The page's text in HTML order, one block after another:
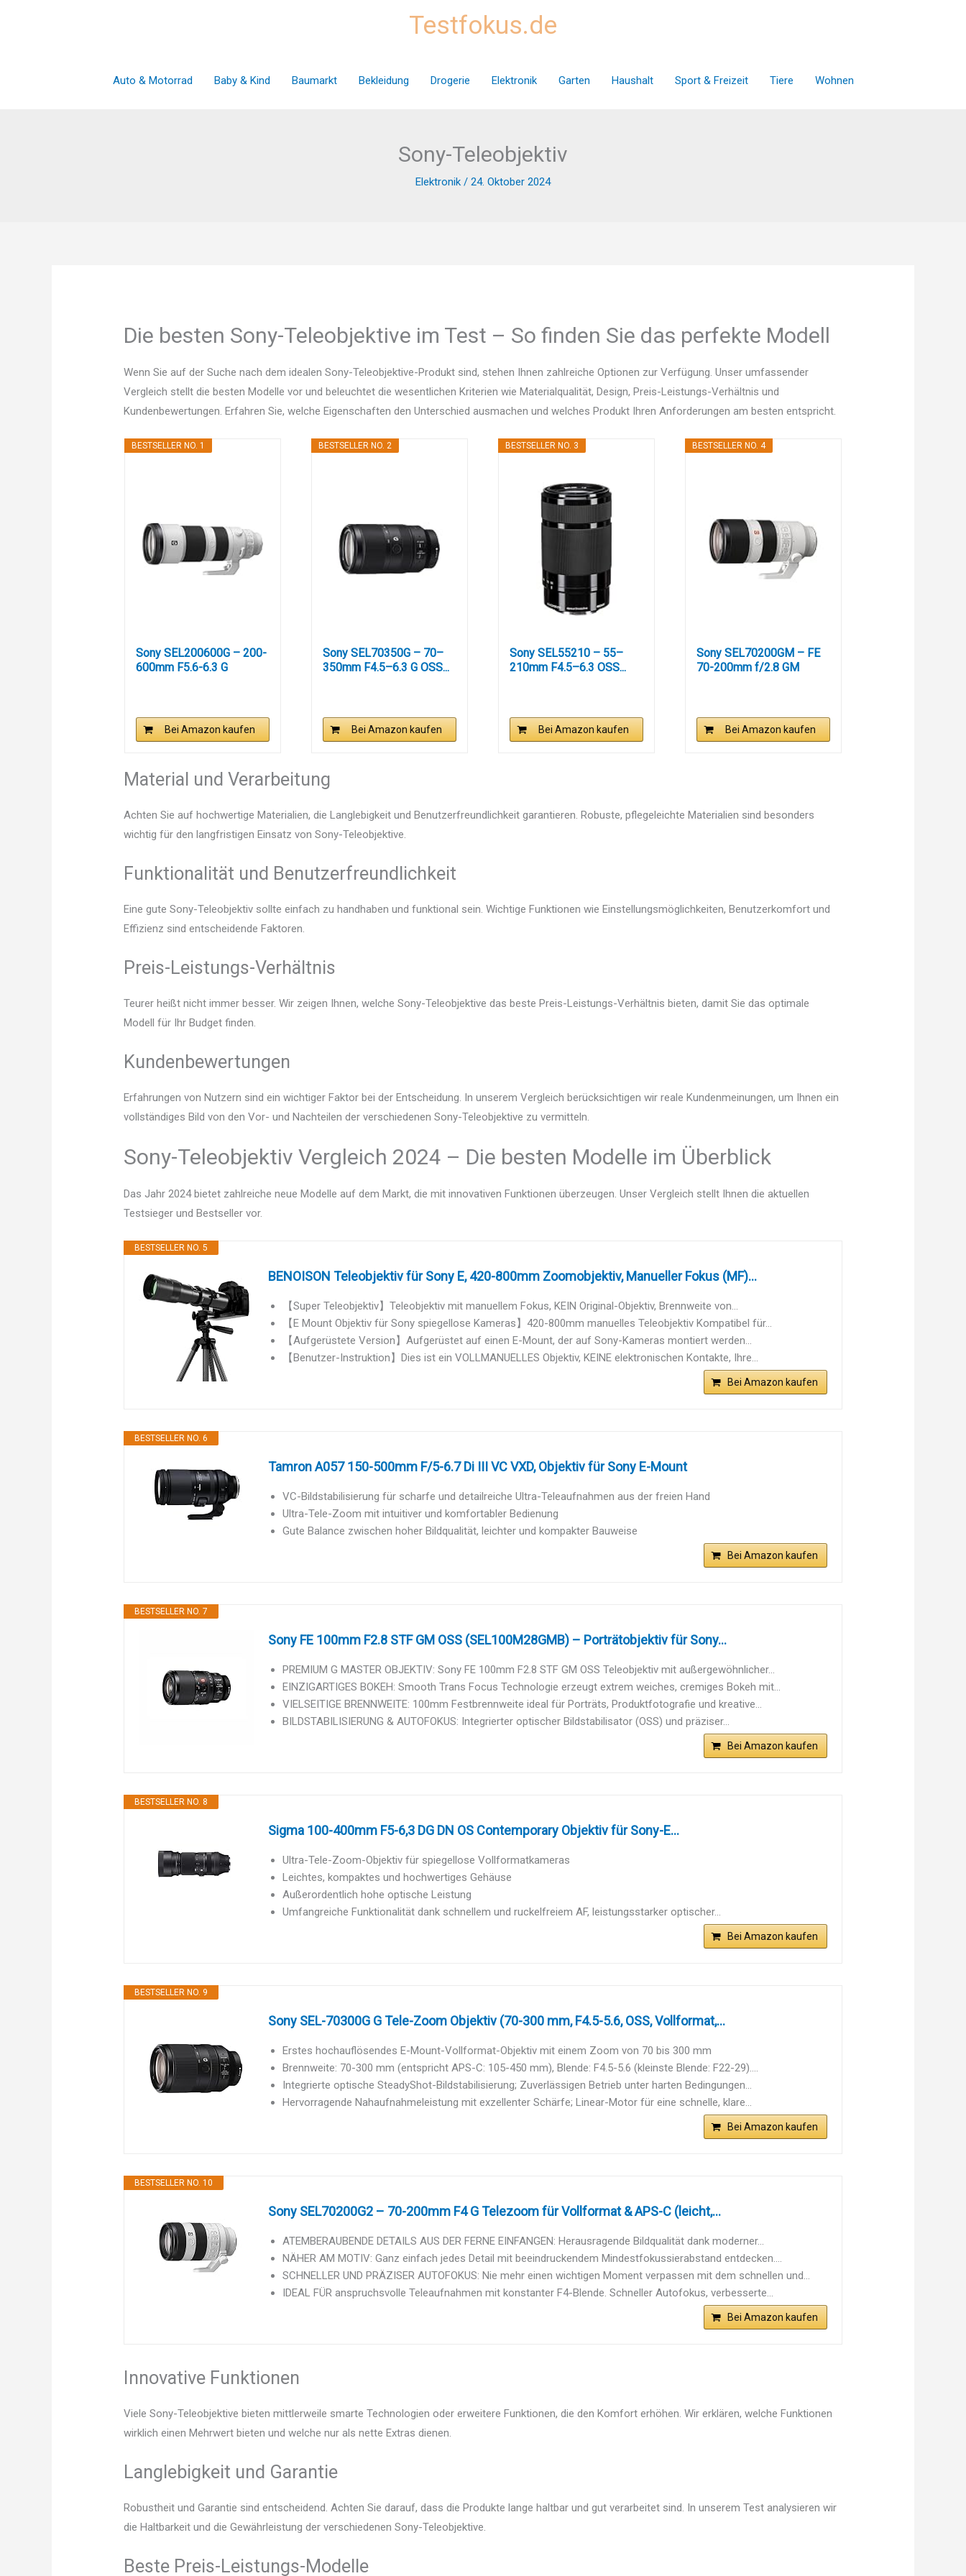
Testfokus.de
Auto & Motorrad Baby & Kind Baumarkt Bekleidung Drogerie Elektronik Garten Haushalt Sport & Freizeit Tiere Wohnen
Sony-Teleobjektiv
Elektronik / 24. Oktober 2024
Die besten Sony-Teleobjektive im Test – So finden Sie das perfekte Modell
Wenn Sie auf der Suche nach dem idealen Sony-Teleobjektive-Produkt sind, stehen Ihnen zahlreiche Optionen zur Verfügung. Unser umfassender
Vergleich stellt die besten Modelle vor und beleuchtet die wesentlichen Kriterien wie Materialqualität, Design, Preis-Leistungs-Verhältnis und
Kundenbewertungen. Erfahren Sie, welche Eigenschaften den Unterschied ausmachen und welches Produkt Ihren Anforderungen am besten entspricht.
BESTSELLER NO. 1
Sony SEL200600G – 200-
600mm F5.6-6.3 G
Bei Amazon kaufen
BESTSELLER NO. 2
Sony SEL70350G – 70–
350mm F4.5–6.3 G OSS...
Bei Amazon kaufen
BESTSELLER NO. 3
Sony SEL55210 – 55–
210mm F4.5–6.3 OSS...
Bei Amazon kaufen
BESTSELLER NO. 4
Sony SEL70200GM – FE
70-200mm f/2.8 GM
Bei Amazon kaufen
Material und Verarbeitung
Achten Sie auf hochwertige Materialien, die Langlebigkeit und Benutzerfreundlichkeit garantieren. Robuste, pflegeleichte Materialien sind besonders
wichtig für den langfristigen Einsatz von Sony-Teleobjektive.
Funktionalität und Benutzerfreundlichkeit
Eine gute Sony-Teleobjektiv sollte einfach zu handhaben und funktional sein. Wichtige Funktionen wie Einstellungsmöglichkeiten, Benutzerkomfort und
Effizienz sind entscheidende Faktoren.
Preis-Leistungs-Verhältnis
Teurer heißt nicht immer besser. Wir zeigen Ihnen, welche Sony-Teleobjektive das beste Preis-Leistungs-Verhältnis bieten, damit Sie das optimale
Modell für Ihr Budget finden.
Kundenbewertungen
Erfahrungen von Nutzern sind ein wichtiger Faktor bei der Entscheidung. In unserem Vergleich berücksichtigen wir reale Kundenmeinungen, um Ihnen ein
vollständiges Bild von den Vor- und Nachteilen der verschiedenen Sony-Teleobjektive zu vermitteln.
Sony-Teleobjektiv Vergleich 2024 – Die besten Modelle im Überblick
Das Jahr 2024 bietet zahlreiche neue Modelle auf dem Markt, die mit innovativen Funktionen überzeugen. Unser Vergleich stellt Ihnen die aktuellen
Testsieger und Bestseller vor.
BESTSELLER NO. 5
BENOISON Teleobjektiv für Sony E, 420-800mm Zoomobjektiv, Manueller Fokus (MF)...
【Super Teleobjektiv】Teleobjektiv mit manuellem Fokus, KEIN Original-Objektiv, Brennweite von...
【E Mount Objektiv für Sony spiegellose Kameras】420-800mm manuelles Teleobjektiv Kompatibel für...
【Aufgerüstete Version】Aufgerüstet auf einen E-Mount, der auf Sony-Kameras montiert werden...
【Benutzer-Instruktion】Dies ist ein VOLLMANUELLES Objektiv, KEINE elektronischen Kontakte, Ihre...
Bei Amazon kaufen
BESTSELLER NO. 6
Tamron A057 150-500mm F/5-6.7 Di III VC VXD, Objektiv für Sony E-Mount
VC-Bildstabilisierung für scharfe und detailreiche Ultra-Teleaufnahmen aus der freien Hand
Ultra-Tele-Zoom mit intuitiver und komfortabler Bedienung
Gute Balance zwischen hoher Bildqualität, leichter und kompakter Bauweise
Bei Amazon kaufen
BESTSELLER NO. 7
Sony FE 100mm F2.8 STF GM OSS (SEL100M28GMB) – Porträtobjektiv für Sony...
PREMIUM G MASTER OBJEKTIV: Sony FE 100mm F2.8 STF GM OSS Teleobjektiv mit außergewöhnlicher...
EINZIGARTIGES BOKEH: Smooth Trans Focus Technologie erzeugt extrem weiches, cremiges Bokeh mit...
VIELSEITIGE BRENNWEITE: 100mm Festbrennweite ideal für Porträts, Produktfotografie und kreative...
BILDSTABILISIERUNG & AUTOFOKUS: Integrierter optischer Bildstabilisator (OSS) und präziser...
Bei Amazon kaufen
BESTSELLER NO. 8
Sigma 100-400mm F5-6,3 DG DN OS Contemporary Objektiv für Sony-E...
Ultra-Tele-Zoom-Objektiv für spiegellose Vollformatkameras
Leichtes, kompaktes und hochwertiges Gehäuse
Außerordentlich hohe optische Leistung
Umfangreiche Funktionalität dank schnellem und ruckelfreiem AF, leistungsstarker optischer...
Bei Amazon kaufen
BESTSELLER NO. 9
Sony SEL-70300G G Tele-Zoom Objektiv (70-300 mm, F4.5-5.6, OSS, Vollformat,...
Erstes hochauflösendes E-Mount-Vollformat-Objektiv mit einem Zoom von 70 bis 300 mm
Brennweite: 70-300 mm (entspricht APS-C: 105-450 mm), Blende: F4.5-5.6 (kleinste Blende: F22-29)....
Integrierte optische SteadyShot-Bildstabilisierung; Zuverlässigen Betrieb unter harten Bedingungen...
Hervorragende Nahaufnahmeleistung mit exzellenter Schärfe; Linear-Motor für eine schnelle, klare...
Bei Amazon kaufen
BESTSELLER NO. 10
Sony SEL70200G2 – 70-200mm F4 G Telezoom für Vollformat & APS-C (leicht,...
ATEMBERAUBENDE DETAILS AUS DER FERNE EINFANGEN: Herausragende Bildqualität dank moderner...
NÄHER AM MOTIV: Ganz einfach jedes Detail mit beeindruckendem Mindestfokussierabstand entdecken....
SCHNELLER UND PRÄZISER AUTOFOKUS: Nie mehr einen wichtigen Moment verpassen mit dem schnellen und...
IDEAL FÜR anspruchsvolle Teleaufnahmen mit konstanter F4-Blende. Schneller Autofokus, verbesserte...
Bei Amazon kaufen
Innovative Funktionen
Viele Sony-Teleobjektive bieten mittlerweile smarte Technologien oder erweitere Funktionen, die den Komfort erhöhen. Wir erklären, welche Funktionen
wirklich einen Mehrwert bieten und welche nur als nette Extras dienen.
Langlebigkeit und Garantie
Robustheit und Garantie sind entscheidend. Achten Sie darauf, dass die Produkte lange haltbar und gut verarbeitet sind. In unserem Test analysieren wir
die Haltbarkeit und die Gewährleistung der verschiedenen Sony-Teleobjektive.
Beste Preis-Leistungs-Modelle